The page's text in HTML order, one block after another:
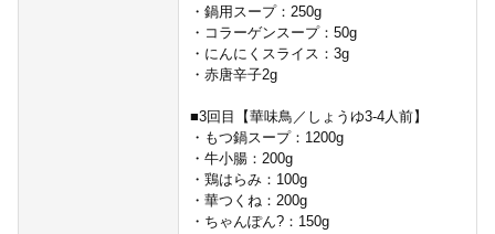
・鍋用スープ：250g
・コラーゲンスープ：50g
・にんにくスライス：3g
・赤唐辛子2g
■3回目【華味鳥／しょうゆ3-4人前】
・もつ鍋スープ：1200g
・牛小腸：200g
・鶏はらみ：100g
・華つくね：200g
・ちゃんぽん?：150g